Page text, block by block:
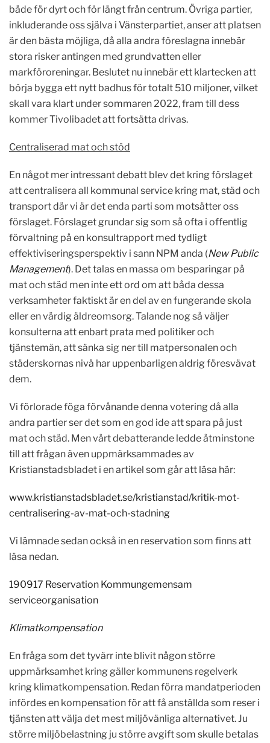
både för dyrt och för långt från centrum. Övriga partier,
inkluderande oss själva i Vänsterpartiet, anser att platsen
är den bästa möjliga, då alla andra föreslagna innebär
stora risker antingen med grundvatten eller
markföroreningar. Beslutet nu innebär ett klartecken att
börja bygga ett nytt badhus för totalt 510 miljoner, vilket
skall vara klart under sommaren 2022, fram till dess
kommer Tivolibadet att fortsätta drivas.
Centraliserad mat och stöd
En något mer intressant debatt blev det kring förslaget
att centralisera all kommunal service kring mat, städ och
transport där vi är det enda parti som motsätter oss
förslaget. Förslaget grundar sig som så ofta i offentlig
förvaltning på en konsultrapport med tydligt
effektiviseringsperspektiv i sann NPM anda (New Public
Management). Det talas en massa om besparingar på
mat och städ men inte ett ord om att båda dessa
verksamheter faktiskt är en del av en fungerande skola
eller en värdig äldreomsorg. Talande nog så väljer
konsulterna att enbart prata med politiker och
tjänstemän, att sänka sig ner till matpersonalen och
städerskornas nivå har uppenbarligen aldrig föresvävat
dem.
Vi förlorade föga förvånande denna votering då alla
andra partier ser det som en god ide att spara på just
mat och städ. Men vårt debatterande ledde åtminstone
till att frågan även uppmärksammades av
Kristianstadsbladet i en artikel som går att läsa här:
www.kristianstadsbladet.se/kristianstad/kritik-mot-
centralisering-av-mat-och-stadning
Vi lämnade sedan också in en reservation som finns att
läsa nedan.
190917 Reservation Kommungemensam
serviceorganisation
Klimatkompensation
En fråga som det tyvärr inte blivit någon större
uppmärksamhet kring gäller kommunens regelverk
kring klimatkompensation. Redan förra mandatperioden
infördes en kompensation för att få anställda som reser i
tjänsten att välja det mest miljövänliga alternativet. Ju
större miljöbelastning ju större avgift som skulle betalas